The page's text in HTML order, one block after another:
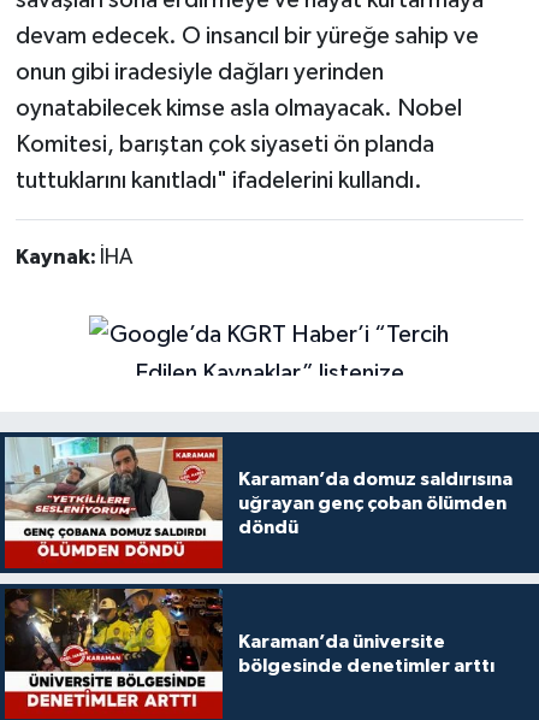
devam edecek. O insancıl bir yüreğe sahip ve
onun gibi iradesiyle dağları yerinden
oynatabilecek kimse asla olmayacak. Nobel
Komitesi, barıştan çok siyaseti ön planda
tuttuklarını kanıtladı" ifadelerini kullandı.
Kaynak: İHA
Karaman’da domuz saldırısına
uğrayan genç çoban ölümden
döndü
Karaman’da üniversite
bölgesinde denetimler arttı